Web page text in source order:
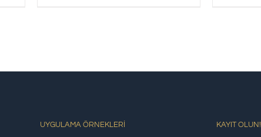
UYGULAMA ÖRNEKLERİ KAYIT OLUN!